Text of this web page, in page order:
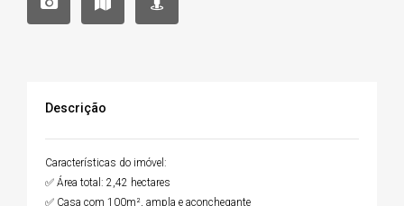
Descrição
Características do imóvel:
✅ Área total: 2,42 hectares
✅ Casa com 100m², ampla e aconchegante